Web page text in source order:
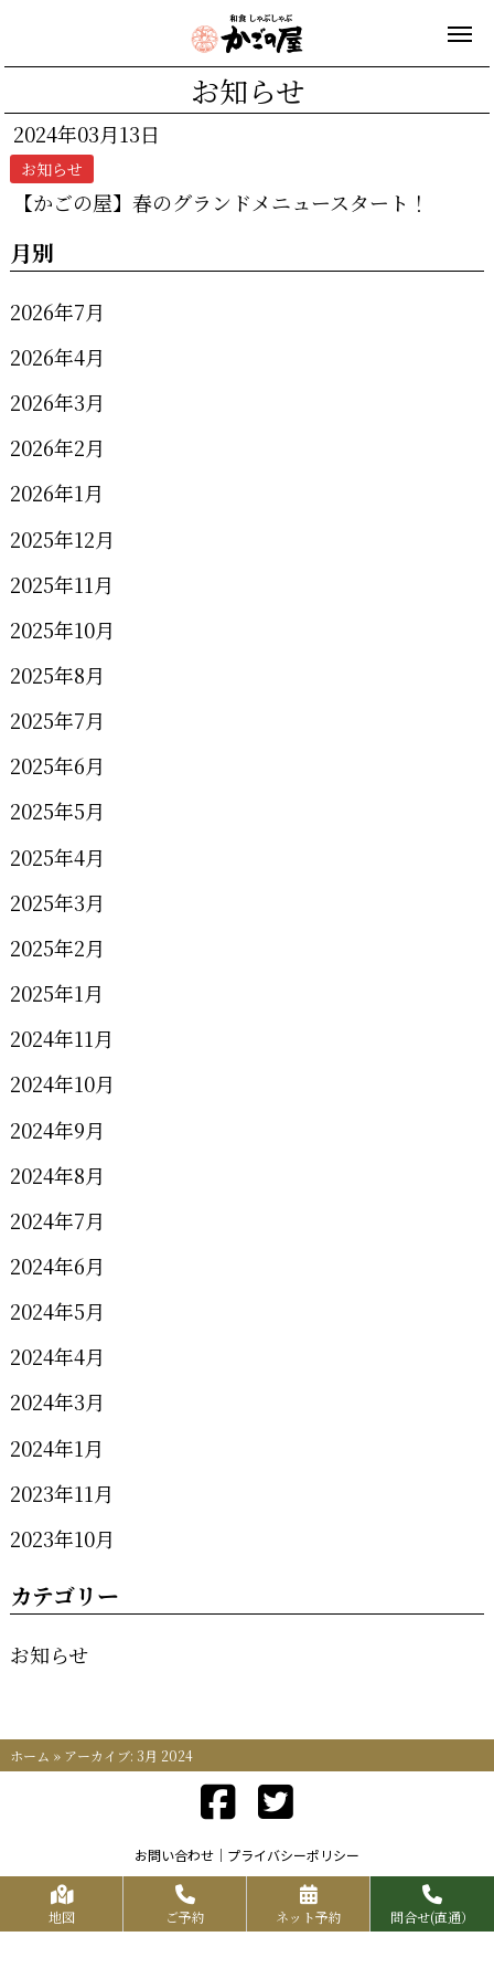
お知らせ
2024年03月13日
お知らせ
【かごの屋】春のグランドメニュースタート！
月別
2026年7月
2026年4月
2026年3月
2026年2月
2026年1月
2025年12月
2025年11月
2025年10月
2025年8月
2025年7月
2025年6月
2025年5月
2025年4月
2025年3月
2025年2月
2025年1月
2024年11月
2024年10月
2024年9月
2024年8月
2024年7月
2024年6月
2024年5月
2024年4月
2024年3月
2024年1月
2023年11月
2023年10月
カテゴリー
お知らせ
ホーム » アーカイブ: 3月 2024
お問い合わせ プライバシーポリシー
Copyrights KR FOOD SERVICE All Rights Reserved.
地図 ご予約 ネット予約 問合せ(直通）